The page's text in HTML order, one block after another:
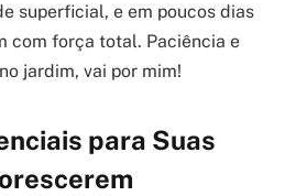
superficial, e em poucos dias
com força total. Paciência e
jardim, vai por mim!
para Suas